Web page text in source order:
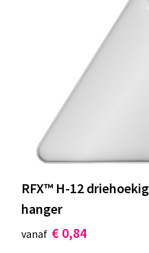
RFX™ H-12
hanger
vanaf € 0,84